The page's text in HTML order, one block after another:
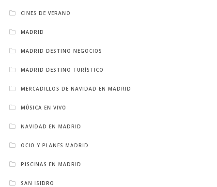
CINES DE VERANO
MADRID
MADRID DESTINO NEGOCIOS
MADRID DESTINO TURÍSTICO
MERCADILLOS DE NAVIDAD EN MADRID
MÚSICA EN VIVO
NAVIDAD EN MADRID
OCIO Y PLANES MADRID
PISCINAS EN MADRID
SAN ISIDRO